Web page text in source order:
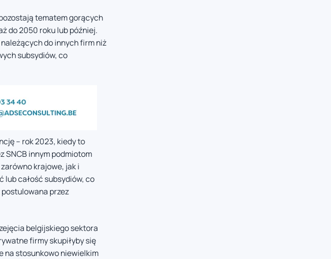
tematem gorących
do 2050 roku lub później.
do innych firm niż
subsydiów, co
– rok 2023, kiedy to
SNCB innym podmiotom
krajowe, jak i
lub całość subsydiów, co
postulowana przez
belgijskiego sektora
firmy skupiłyby się
na stosunkowo niewielkim